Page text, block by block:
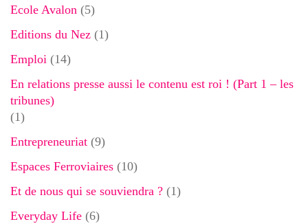
Ecole Avalon (5)
Editions du Nez (1)
Emploi (14)
En relations presse aussi le contenu est roi ! (Part 1 – les
tribunes)
(1)
Entrepreneuriat (9)
Espaces Ferroviaires (10)
Et de nous qui se souviendra ? (1)
Everyday Life (6)